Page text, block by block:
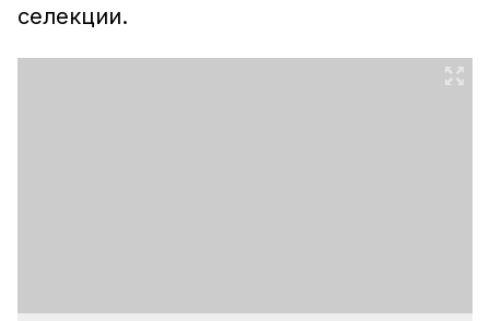
селекции.